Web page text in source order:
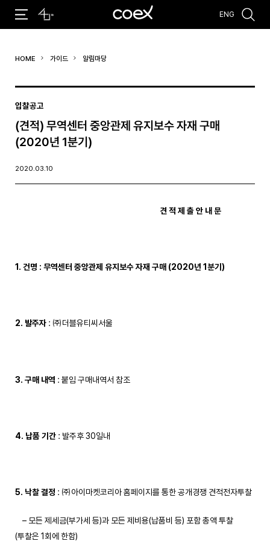
#코엑스 전시 #행사
ENG
HOME 가이드 알림마당
입찰공고
(견적) 무역센터 중앙관제 유지보수 자재 구매
(2020년 1분기)
2020.03.10
견 적 제 출 안 내 문
1. 건명 : 무역센터 중앙관제 유지보수 자재 구매 (2020년 1분기)
2. 발주자: ㈜더블유티씨서울
3. 구매 내역 : 붙임 구매내역서 참조
4. 납품 기간: 발주후 30일내
5. 낙찰 결정 : ㈜아이마켓코리아 홈페이지를 통한 공개경쟁 견적전자투찰
– 모든 제세금(부가세 등)과 모든 제비용(납품비 등) 포함 총액 투찰
(투찰은 1회에 한함)